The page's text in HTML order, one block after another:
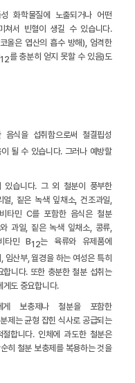
화학물질에 노출되거나 어떤
쳐서 빈혈이 생길 수 있습니다.
올은 엽산의 흡수 방해), 엄격한
12를 충분히 얻지 못할 수 있음)도
음식을 섭취함으로써 철결핍성
될 수 있습니다. 그러나 예방할
있습니다. 그 외 철분이 풍부한
, 짙은 녹색 잎채소, 건조과일,
타민 C를 포함한 음식은 철분
과일, 짙은 녹색 잎채소, 콩류,
타민 B12는 육류와 유제품에
임산부, 월경을 하는 여성은 특히
니다. 또한 충분한 철분 섭취는
게도 중요합니다.
보충제나 철분을 포함한
제는 균형 잡힌 식사로 공급되는
합니다. 인체에 과도한 철분은
히 철분 보충제를 복용하는 것을